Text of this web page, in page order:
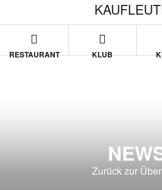
RESTAURANT KLUB
Zurück zur